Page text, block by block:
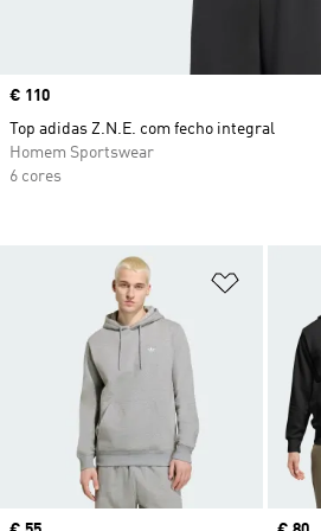
Price
€ 110
Top adidas Z.N.E. com fecho integral
Homem Sportswear
6 cores